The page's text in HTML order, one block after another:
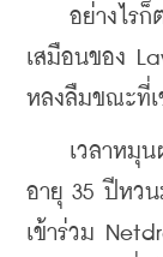
อย่างไรก็ตา
เสมือนของ
หลงลืมขณะที่เ
เวลาหมุนผ่
อายุ 35 ปีหวน
เข้าร่วม